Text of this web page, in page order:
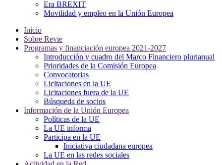
Era BREXIT
Movilidad y empleo en la Unión Europea
Inicio
Sobre Revie
Programas y financiación europea 2021-2027
Introducción y cuadro del Marco Financiero plurianual
Prioridades de la Comisión Europea
Convocatorias
Licitaciones en la UE
Licitaciones fuera de la UE
Búsqueda de socios
Información de la Unión Europea
Políticas de la UE
La UE informa
Participa en la UE
Iniciativa ciudadana europea
La UE en las redes sociales